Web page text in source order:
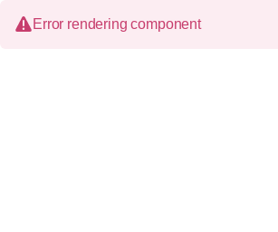
Error rendering component